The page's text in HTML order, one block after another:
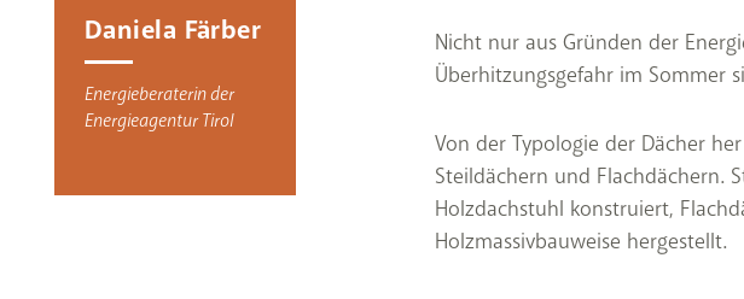
Daniela Färber
Energieberaterin der
Energieagentur Tirol
Nicht nur aus Gründen der
Überhitzungsgefahr im Sommer
Von der Typologie der Dächer
Steildächern und Flachdächern.
Holzdachstuhl konstruiert,
Holzmassivbauweise hergestellt.